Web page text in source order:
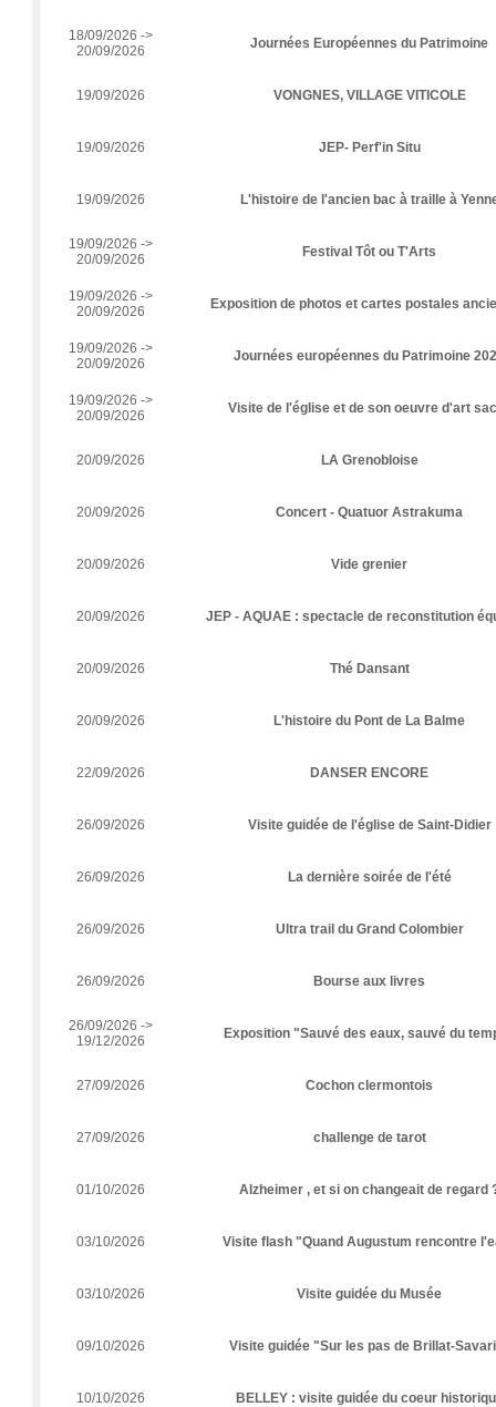
18/09/2026 ->
20/09/2026
Journées Européennes du Patrimoine
19/09/2026 VONGNES, VILLAGE VITICOLE
19/09/2026 JEP- Perf'in Situ
19/09/2026 L'histoire de l'ancien bac à traille à
19/09/2026 ->
20/09/2026
Festival Tôt ou T'Arts
19/09/2026 ->
20/09/2026
Exposition de photos et cartes postales
19/09/2026 ->
20/09/2026
Journées européennes du Patrimoine
19/09/2026 ->
20/09/2026
Visite de l'église et de son oeuvre d'art
20/09/2026 LA Grenobloise
20/09/2026 Concert - Quatuor Astrakuma
20/09/2026 Vide grenier
20/09/2026 JEP - AQUAE : spectacle de reconstitution
20/09/2026 Thé Dansant
20/09/2026 L'histoire du Pont de La Balme
22/09/2026 DANSER ENCORE
26/09/2026 Visite guidée de l'église de Saint-Didier
26/09/2026 La dernière soirée de l'été
26/09/2026 Ultra trail du Grand Colombier
26/09/2026 Bourse aux livres
26/09/2026 ->
19/12/2026
Exposition "Sauvé des eaux, sauvé du
27/09/2026 Cochon clermontois
27/09/2026 challenge de tarot
01/10/2026 Alzheimer , et si on changeait de regard
03/10/2026 Visite flash "Quand Augustum rencontre
03/10/2026 Visite guidée du Musée
09/10/2026 Visite guidée "Sur les pas de Brillat-
10/10/2026 BELLEY : visite guidée du coeur